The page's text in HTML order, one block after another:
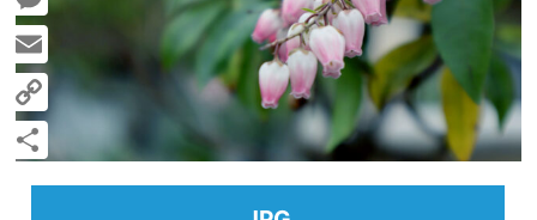
Messenger
Email
Copy
Link